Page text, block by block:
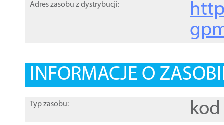
Adres zasobu z dystrybucji:
INFORMACJE O
Typ zasobu: kod